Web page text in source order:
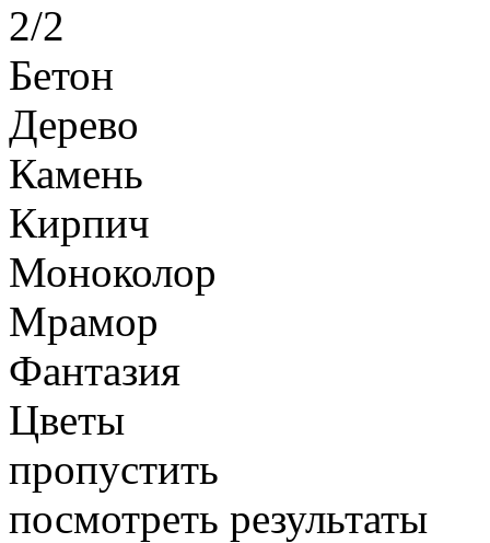
2/2
Бетон
Дерево
Камень
Кирпич
Моноколор
Мрамор
Фантазия
Цветы
пропустить
посмотреть результаты